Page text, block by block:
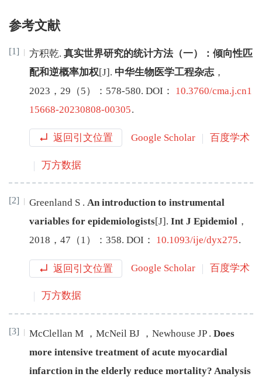
参考文献
[1] 方积乾. 真实世界研究的统计方法（一）：倾向性匹
配和逆概率加权[J]. 中华生物医学工程杂志 ，
2023 ， 29 （5）： 578-580. DOI： 10.3760/cma.j.cn1
15668-20230808-00305.
返回引文位置 Google Scholar 百度学术
万方数据
[2] Greenland S . An introduction to instrumental
variables for epidemiologists[J] . Int J Epidemiol ，
2018 ， 47 （1）： 358. DOI： 10.1093/ije/dyx275.
返回引文位置 Google Scholar 百度学术
万方数据
[3] McClellan M ， McNeil BJ ， Newhouse JP . Does
more intensive treatment of acute myocardial
infarction in the elderly reduce mortality? Analysis